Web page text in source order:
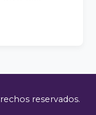
reservados.